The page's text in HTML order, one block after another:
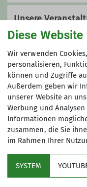
Unsere
65428
Im Fokus
Diese
Wir verwenden
personalisieren,
können und Zugriffe
Außerdem geben wir
unserer Website an
Werbung und
Informationen
zusammen, die Sie
im Rahmen Ihrer
SYSTEM